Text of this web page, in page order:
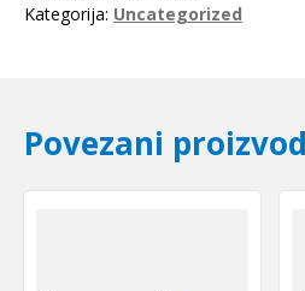
Kategorija: Uncategorized
Povezani